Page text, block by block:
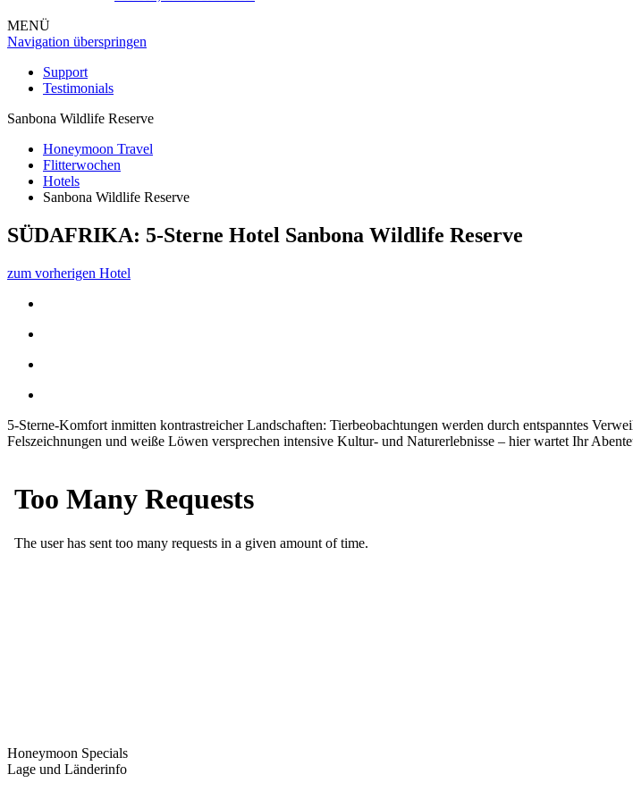
MENÜ
Navigation überspringen
Support
Testimonials
Sanbona Wildlife Reserve
Honeymoon Travel
Flitterwochen
Hotels
Sanbona Wildlife Reserve
SÜDAFRIKA: 5-Sterne Hotel Sanbona Wildlife Reserve
zum vorherigen Hotel
5-Sterne-Komfort inmitten kontrastreicher Landschaften: Tierbeobachtungen werden durch entspanntes
Felszeichnungen und weiße Löwen versprechen intensive Kultur- und Naturerlebnisse – hier wartet Ihr
Honeymoon Specials
Lage und Länderinfo